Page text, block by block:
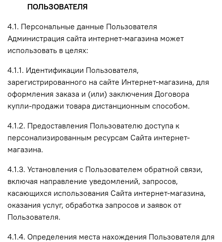
ПОЛЬЗОВАТЕЛЯ
4.1. Персональные данные Пользователя
Администрация сайта интернет-магазина может
использовать в целях:
4.1.1. Идентификации Пользователя,
зарегистрированного на сайте Интернет-магазина, для
оформления заказа и (или) заключения Договора
купли-продажи товара дистанционным способом.
4.1.2. Предоставления Пользователю доступа к
персонализированным ресурсам Сайта интернет-
магазина.
4.1.3. Установления с Пользователем обратной связи,
включая направление уведомлений, запросов,
касающихся использования Сайта интернет-магазина,
оказания услуг, обработка запросов и заявок от
Пользователя.
4.1.4. Определения места нахождения Пользователя для